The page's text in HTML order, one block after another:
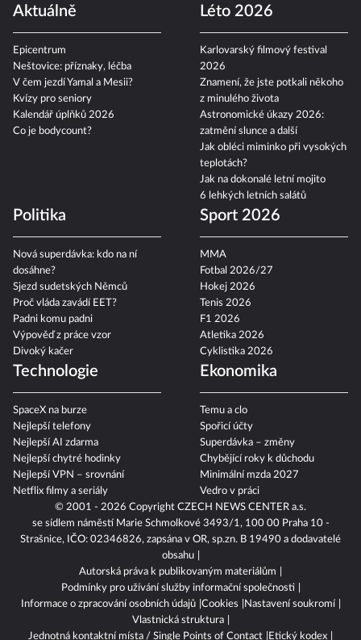
© 2001 - 2026 Copyright CZECH NEWS CENTER a.s.
se sídlem náměstí Marie Schmolkové 3493/1, 100 00 Praha 10 -
Strašnice, IČO: 02346826, zapsána v OR, sp.zn. B 19490 a dodavatelé
obsahu
Autorská práva k publikovaným materiálům
Podmínky pro užívání služby informační společnosti
Informace o zpracování osobních údajů Cookies
Nastavení soukromí
Vlastnická struktura
Jednotná kontaktní místa / Single Points of Contact
Etický kodex
Aktuálně
Epicentrum
Neštovice: příznaky, léčba
V čem jezdí Yamal a Mesii?
Kvízy pro seniory
Kalendář úplňků 2026
Co je bodycount?
Léto 2026
Karlovarský filmový festival
2026
Znamení, že jste potkali někoho
z minulého života
Astronomické úkazy 2026:
zatmění slunce a další
Jak obléci miminko při vysokých
teplotách?
Jak na dokonalé letní mojito
6 lehkých letních salátů
Politika
Nová superdávka: kdo na ní
dosáhne?
Sjezd sudetských Němců
Proč vláda zavádí EET?
Padni komu padni
Výpověď z práce vzor
Divoký kačer
Sport 2026
MMA
Fotbal 2026/27
Hokej 2026
Tenis 2026
F1 2026
Atletika 2026
Cyklistika 2026
Technologie
SpaceX na burze
Nejlepší telefony
Nejlepší AI zdarma
Nejlepší chytré hodinky
Nejlepší VPN – srovnání
Netflix filmy a seriály
Ekonomika
Temu a clo
Spořicí účty
Superdávka – změny
Chybějící roky k důchodu
Minimální mzda 2027
Vedro v práci